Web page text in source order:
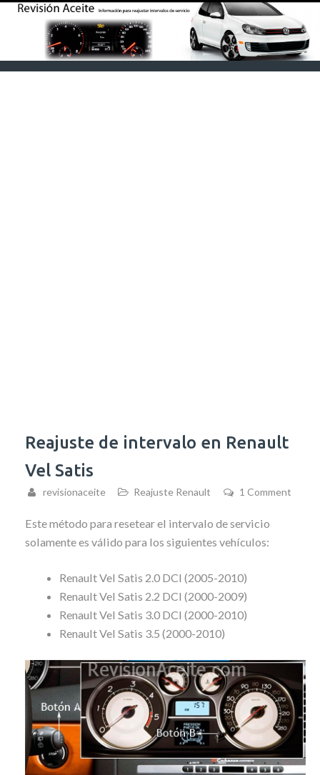
Reajuste de intervalo en Renault
Vel Satis
revisionaceite Reajuste Renault 1 Comment
Este método para resetear el intervalo de servicio
solamente es válido para los siguientes vehículos:
Renault Vel Satis 2.0 DCI (2005-2010)
Renault Vel Satis 2.2 DCI (2000-2009)
Renault Vel Satis 3.0 DCI (2000-2010)
Renault Vel Satis 3.5 (2000-2010)